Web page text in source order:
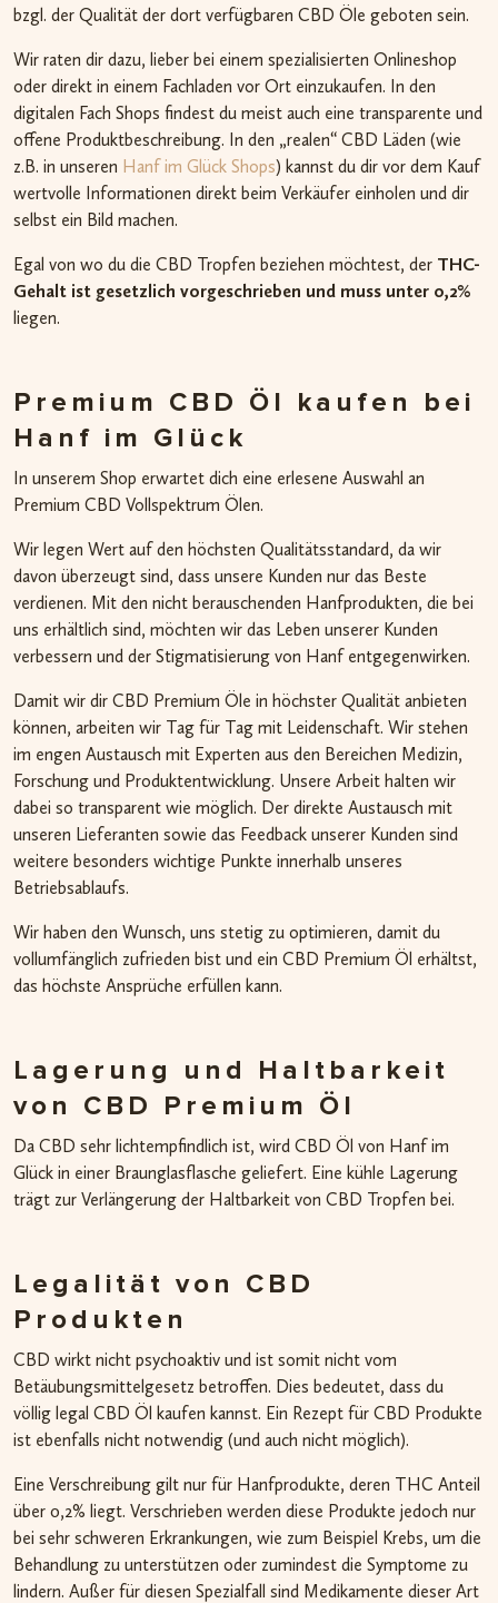
bzgl. der Qualität der dort verfügbaren CBD Öle geboten sein.
Wir raten dir dazu, lieber bei einem spezialisierten Onlineshop
oder direkt in einem Fachladen vor Ort einzukaufen. In den
digitalen Fach Shops findest du meist auch eine transparente und
offene Produktbeschreibung. In den „realen“ CBD Läden (wie
z.B. in unseren Hanf im Glück Shops) kannst du dir vor dem Kauf
wertvolle Informationen direkt beim Verkäufer einholen und dir
selbst ein Bild machen.
Egal von wo du die CBD Tropfen beziehen möchtest, der THC-
Gehalt ist gesetzlich vorgeschrieben und muss unter 0,2%
liegen.
Premium CBD Öl kaufen bei
Hanf im Glück
In unserem Shop erwartet dich eine erlesene Auswahl an
Premium CBD Vollspektrum Ölen.
Wir legen Wert auf den höchsten Qualitätsstandard, da wir
davon überzeugt sind, dass unsere Kunden nur das Beste
verdienen. Mit den nicht berauschenden Hanfprodukten, die bei
uns erhältlich sind, möchten wir das Leben unserer Kunden
verbessern und der Stigmatisierung von Hanf entgegenwirken.
Damit wir dir CBD Premium Öle in höchster Qualität anbieten
können, arbeiten wir Tag für Tag mit Leidenschaft. Wir stehen
im engen Austausch mit Experten aus den Bereichen Medizin,
Forschung und Produktentwicklung. Unsere Arbeit halten wir
dabei so transparent wie möglich. Der direkte Austausch mit
unseren Lieferanten sowie das Feedback unserer Kunden sind
weitere besonders wichtige Punkte innerhalb unseres
Betriebsablaufs.
Wir haben den Wunsch, uns stetig zu optimieren, damit du
vollumfänglich zufrieden bist und ein CBD Premium Öl erhältst,
das höchste Ansprüche erfüllen kann.
Lagerung und Haltbarkeit
von CBD Premium Öl
Da CBD sehr lichtempfindlich ist, wird CBD Öl von Hanf im
Glück in einer Braunglasflasche geliefert. Eine kühle Lagerung
trägt zur Verlängerung der Haltbarkeit von CBD Tropfen bei.
Legalität von CBD
Produkten
CBD wirkt nicht psychoaktiv und ist somit nicht vom
Betäubungsmittelgesetz betroffen. Dies bedeutet, dass du
völlig legal CBD Öl kaufen kannst. Ein Rezept für CBD Produkte
ist ebenfalls nicht notwendig (und auch nicht möglich).
Eine Verschreibung gilt nur für Hanfprodukte, deren THC Anteil
über 0,2% liegt. Verschrieben werden diese Produkte jedoch nur
bei sehr schweren Erkrankungen, wie zum Beispiel Krebs, um die
Behandlung zu unterstützen oder zumindest die Symptome zu
lindern. Außer für diesen Spezialfall sind Medikamente dieser Art